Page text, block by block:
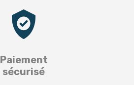
Paiement
sécurisé